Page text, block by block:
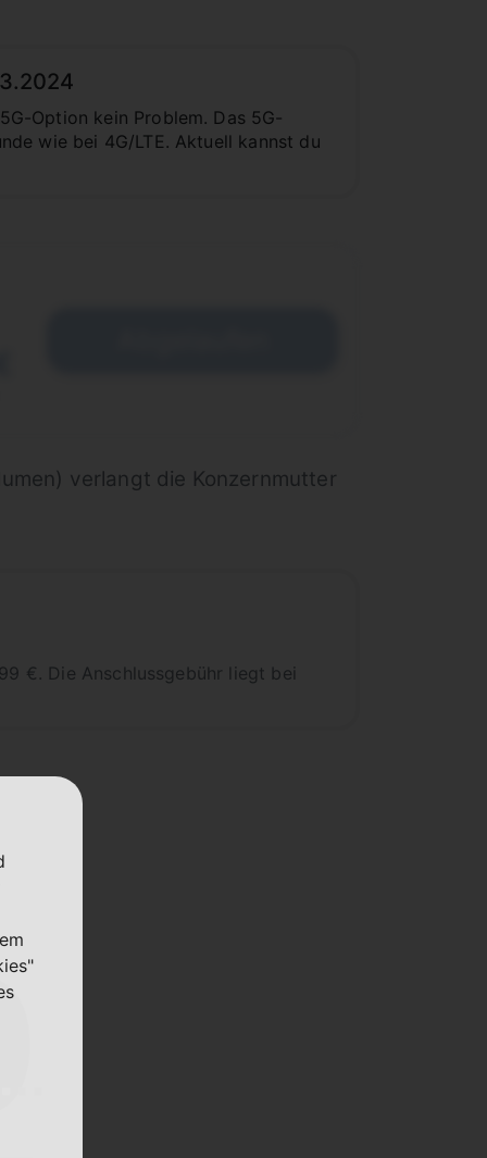
Option kein Problem. Das 5G-
wie bei 4G/LTE. Aktuell kannst du
verlangt die Konzernmutter
€. Die Anschlussgebühr liegt bei